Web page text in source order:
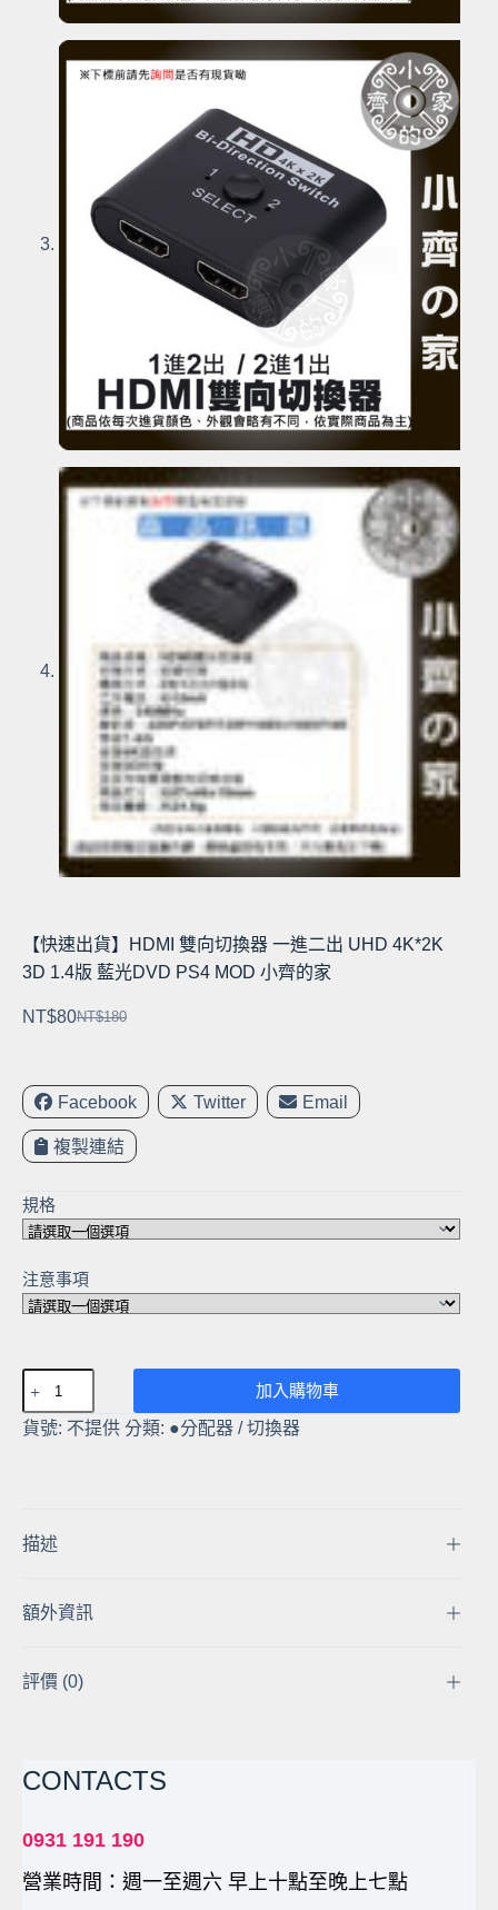
【快速出貨】HDMI 雙向切換器 一進二出 UHD 4K*2K
3D 1.4版 藍光DVD PS4 MOD 小齊的家
NT$180
原
價
格：
NT$180。
NT$80
目
價
格：
NT$80。
Facebook Twitter Email
複製連結
規格
注意事項
速
出
向
器
進
4K*2K
1.4
藍
加入購物車
貨號: 不提供 分類: ●分配器 / 切換器
描述
額外資訊
評價 (0)
CONTACTS
0931 191 190
營業時間：週一至週六 早上十點至晚上七點